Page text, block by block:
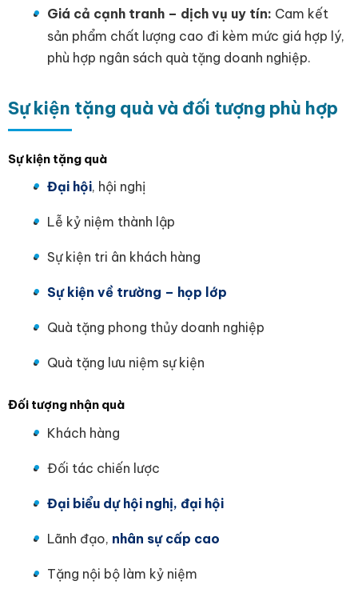
Giá cả cạnh tranh – dịch vụ uy tín: Cam kết
sản phẩm chất lượng cao đi kèm mức giá hợp lý,
phù hợp ngân sách quà tặng doanh nghiệp.
Sự kiện tặng quà và đối tượng phù hợp
Sự kiện tặng quà
Đại hội, hội nghị
Lễ kỷ niệm thành lập
Sự kiện tri ân khách hàng
Sự kiện về trường – họp lớp
Quà tặng phong thủy doanh nghiệp
Quà tặng lưu niệm sự kiện
Đối tượng nhận quà
Khách hàng
Đối tác chiến lược
Đại biểu dự hội nghị, đại hội
Lãnh đạo, nhân sự cấp cao
Tặng nội bộ làm kỷ niệm